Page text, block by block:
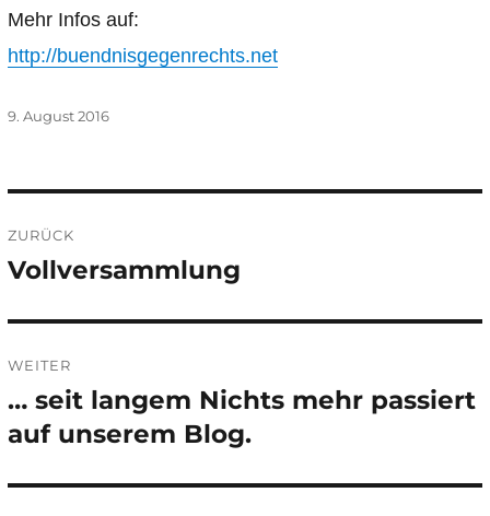
Mehr Infos auf:
http://buendnisgegenrechts.net
Veröffentlicht
9. August 2016
ZURÜCK
Vorheriger
Vollversammlung
WEITER
Nächster
Beitrag:
… seit langem Nichts mehr passiert
auf unserem Blog.